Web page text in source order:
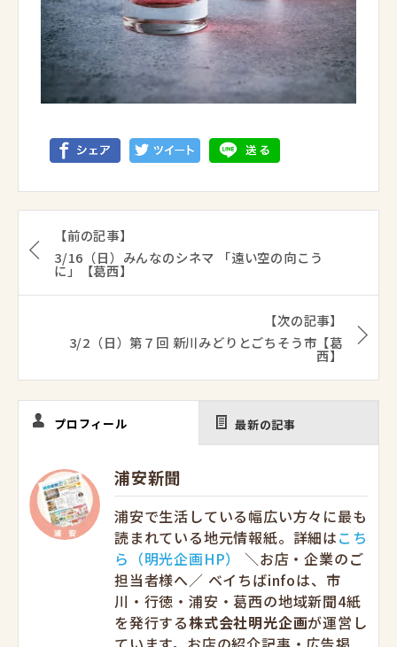
【前の記事】
3/16（日）みんなのシネマ 「遠い空の向こう
に」【葛西】
【次の記事】
3/2（日）第７回 新川みどりとごちそう市【葛
西】
プロフィール 最新の記事
浦安新聞
浦安で生活している幅広い方々に最も
読まれている地元情報紙。詳細はこち
ら（明光企画HP）
＼お店・企業のご
担当者様へ／ ベイちばinfoは、市
川・行徳・浦安・葛西の地域新聞4紙
を発行する株式会社明光企画が運営し